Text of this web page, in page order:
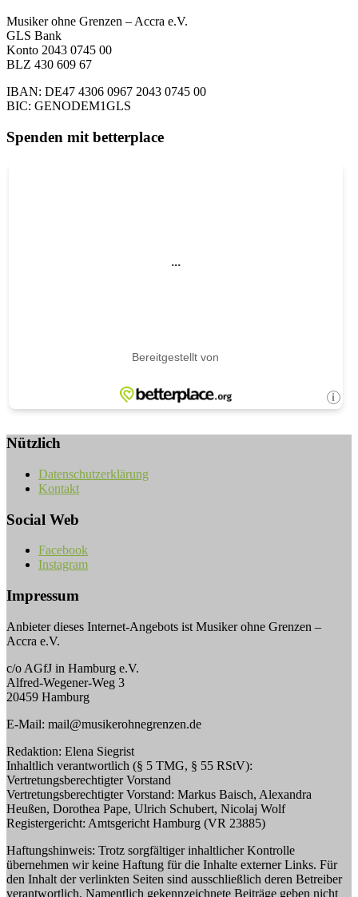
Musiker ohne Grenzen – Accra e.V.
GLS Bank
Konto 2043 0745 00
BLZ 430 609 67
IBAN: DE47 4306 0967 2043 0745 00
BIC: GENODEM1GLS
Spenden mit betterplace
Nützlich
Datenschutzerklärung
Kontakt
Social Web
Facebook
Instagram
Impressum
Anbieter dieses Internet-Angebots ist Musiker ohne Grenzen –
Accra e.V.
c/o AGfJ in Hamburg e.V.
Alfred-Wegener-Weg 3
20459 Hamburg
E-Mail: mail@musikerohnegrenzen.de
Redaktion: Elena Siegrist
Inhaltlich verantwortlich (§ 5 TMG, § 55 RStV):
Vertretungsberechtigter Vorstand
Vertretungsberechtigter Vorstand: Markus Baisch, Alexandra
Heußen, Dorothea Pape, Ulrich Schubert, Nicolaj Wolf
Registergericht: Amtsgericht Hamburg (VR 23885)
Haftungshinweis: Trotz sorgfältiger inhaltlicher Kontrolle
übernehmen wir keine Haftung für die Inhalte externer Links. Für
den Inhalt der verlinkten Seiten sind ausschließlich deren Betreiber
verantwortlich. Namentlich gekennzeichnete Beiträge geben nicht